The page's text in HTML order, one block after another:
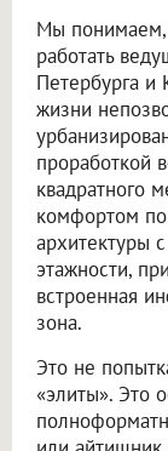
Мы понимаем,
работать
Петербурга и
жизни
проработкой
квадратного
комфортом
архитектуры
этажности,
встроенная
зона.
Это не
«элиты». Это